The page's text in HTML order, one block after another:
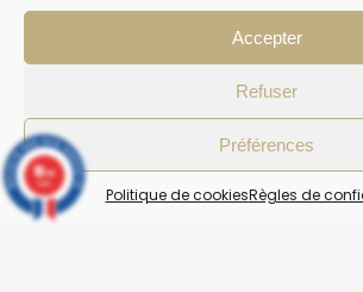
Accepter
Refuser
Préférences
Politique de cookiesRègles de
10/10
4 avis